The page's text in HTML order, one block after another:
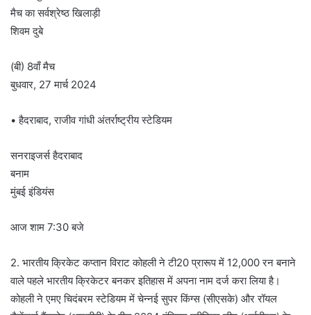
मैच का सर्वश्रेष्ठ खिलाड़ी
शिवम दुबे
(बी) 8वाँ मैच
बुधवार, 27 मार्च 2024
• हैदराबाद, राजीव गांधी अंतर्राष्ट्रीय स्टेडियम
सनराइजर्स हैदराबाद
बनाम
मुंबई इंडियंस
आज शाम 7:30 बजे
2. भारतीय क्रिकेट कप्तान विराट कोहली ने टी20 प्रारूप में 12,000 रन बनाने
वाले पहले भारतीय क्रिकेटर बनकर इतिहास में अपना नाम दर्ज करा लिया है।
कोहली ने एमए चिदंबरम स्टेडियम में चेन्नई सुपर किंग्स (सीएसके) और रॉयल